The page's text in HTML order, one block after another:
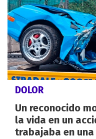
DOLOR
Un reconocido
la vida en un
trabajaba en